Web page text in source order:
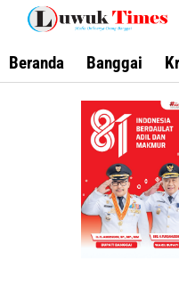
Lewati
konten
Beranda Banggai